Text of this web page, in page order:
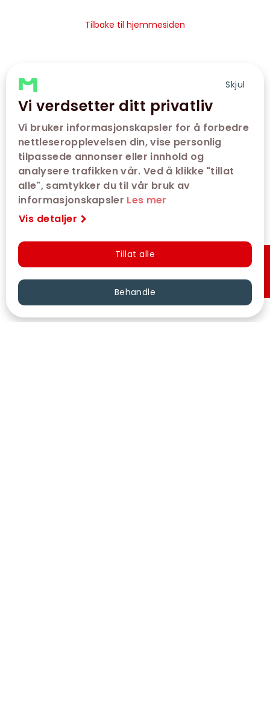
Skjul
Vi verdsetter ditt privatliv
Vi bruker informasjonskapsler for å forbedre
nettleseropplevelsen din, vise personlig
tilpassede annonser eller innhold og
analysere trafikken vår. Ved å klikke "tillat
alle", samtykker du til vår bruk av
informasjonskapsler Les mer
Vis detaljer
Tillat alle
Behandle
Tilbake til hjemmesiden
Hurtigkjøp